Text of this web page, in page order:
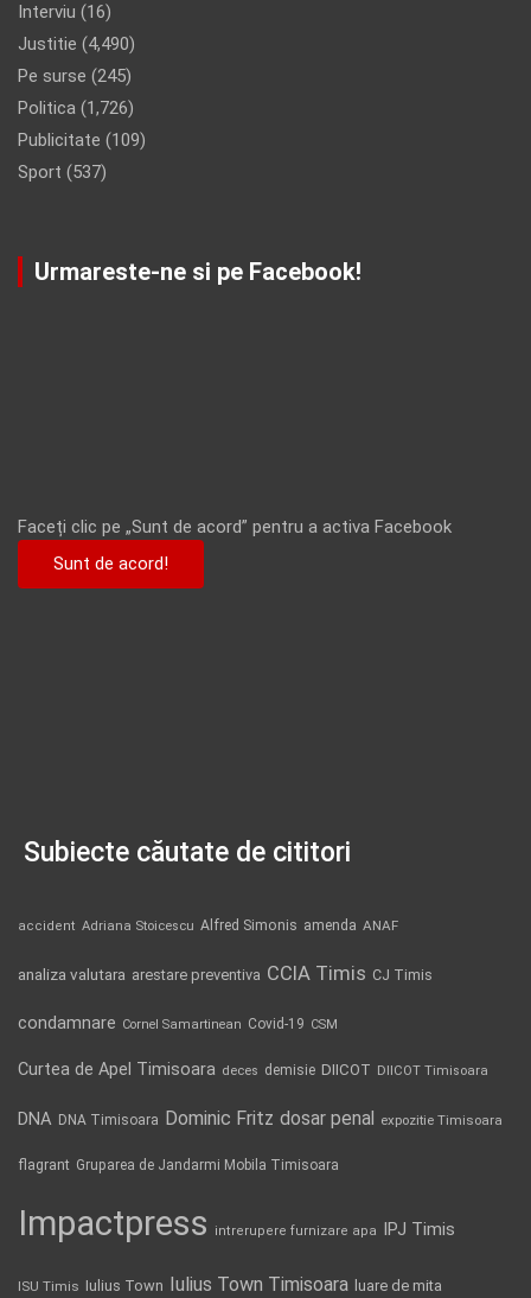
Interviu (16)
Justitie (4,490)
Pe surse (245)
Politica (1,726)
Publicitate (109)
Sport (537)
Urmareste-ne si pe Facebook!
Faceți clic pe „Sunt de acord” pentru a activa Facebook
Sunt de acord!
Subiecte căutate de cititori
accident Adriana Stoicescu Alfred Simonis amenda ANAF
analiza valutara arestare preventiva CCIA Timis CJ Timis
condamnare Cornel Samartinean Covid-19 CSM
Curtea de Apel Timisoara deces demisie DIICOT DIICOT Timisoara
DNA DNA Timisoara Dominic Fritz dosar penal expozitie Timisoara
flagrant Gruparea de Jandarmi Mobila Timisoara
Impactpress intrerupere furnizare apa IPJ Timis
ISU Timis Iulius Town Iulius Town Timisoara luare de mita